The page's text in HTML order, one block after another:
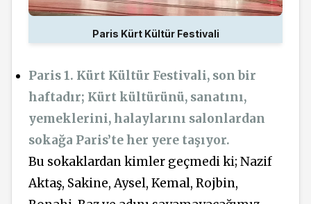
Paris Kürt Kültür Festivali
Paris 1. Kürt Kültür Festivali, son bir
haftadır; Kürt kültürünü, sanatını,
yemeklerini, halaylarını salonlardan
sokağa Paris’te her yere taşıyor.
Bu sokaklardan kimler geçmedi ki; Nazif
Aktaş, Sakine, Aysel, Kemal, Rojbin,